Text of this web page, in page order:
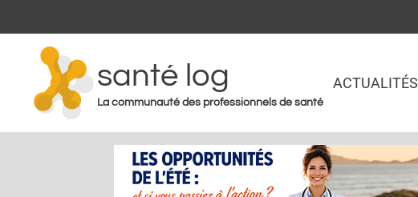
santé log
La communauté des professionnels de santé
ACTUALITÉS